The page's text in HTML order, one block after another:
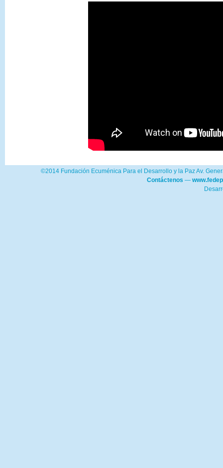
©2014 Fundación Ecuménica Para el Desarrollo y la Paz Av.
Contáctenos —